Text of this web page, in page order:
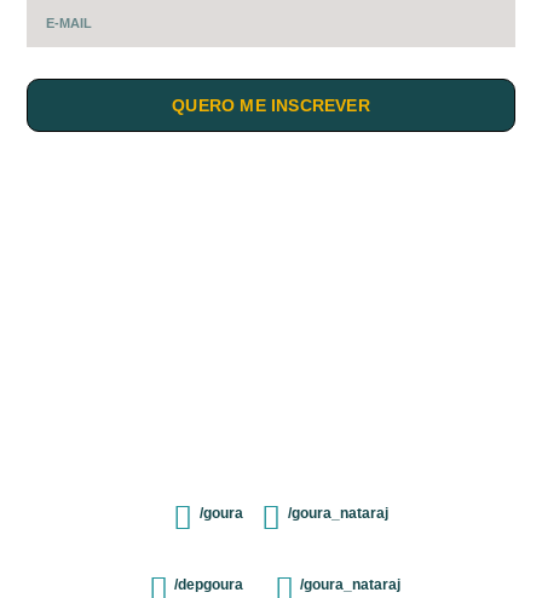
QUERO ME INSCREVER
/goura /goura_nataraj
/depgoura /goura_nataraj